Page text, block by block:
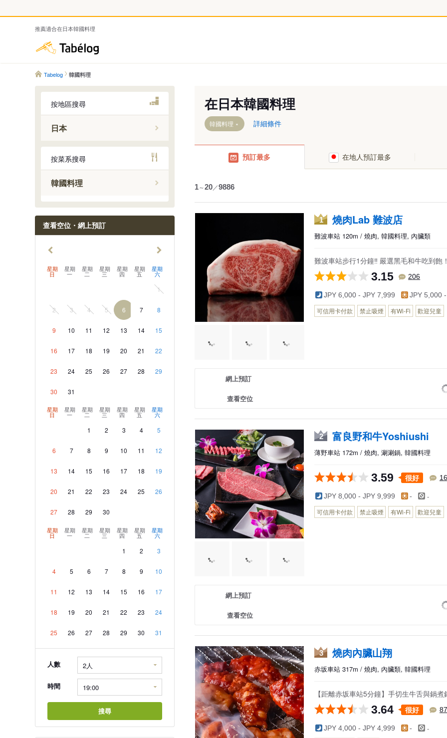
推薦適合在日本韓國料理
Tabelog 韓國料理
按地區搜尋
日本
按菜系搜尋
韓國料理
查看空位・網上預訂
星期
日
星期
一
星期
二
星期
三
星期
四
星期
五
星期
六
1
2 3 4 5 6 7 8
9 10 11 12 13 14 15
16 17 18 19 20 21 22
23 24 25 26 27 28 29
30 31
星期
日
星期
一
星期
二
星期
三
星期
四
星期
五
星期
六
1 2 3 4 5
6 7 8 9 10 11 12
13 14 15 16 17 18 19
20 21 22 23 24 25 26
27 28 29 30
星期
日
星期
一
星期
二
星期
三
星期
四
星期
五
星期
六
1 2 3
4 5 6 7 8 9 10
11 12 13 14 15 16 17
18 19 20 21 22 23 24
25 26 27 28 29 30 31
人數
時間
搜尋
在日本韓國料理
韓國料理 詳細條件
預訂最多 在地人預訂最多
1～20／9886
1 燒肉Lab 難波店
難波車站 120m / 燒肉, 韓國料理, 內臟類
難波車站步行1分鐘‼︎ 嚴選黑毛和牛吃到飽
3.15 206
JPY 6,000 - JPY 7,999 JPY 5,000
可信用卡付款 禁止吸煙 有Wi-Fi 歡迎兒童
網上預訂
查看空位
2 富良野和牛Yoshiushi
薄野車站 172m / 燒肉, 涮涮鍋, 韓國料理
3.59 很好
JPY 8,000 - JPY 9,999 - -
可信用卡付款 禁止吸煙 有Wi-Fi 歡迎兒童
網上預訂
查看空位
3 燒肉內臟山翔
赤坂車站 317m / 燒肉, 內臟類, 韓國料理
【距離赤坂車站5分鐘】手切生牛舌與鍋
3.64 很好 87
JPY 4,000 - JPY 4,999 - -